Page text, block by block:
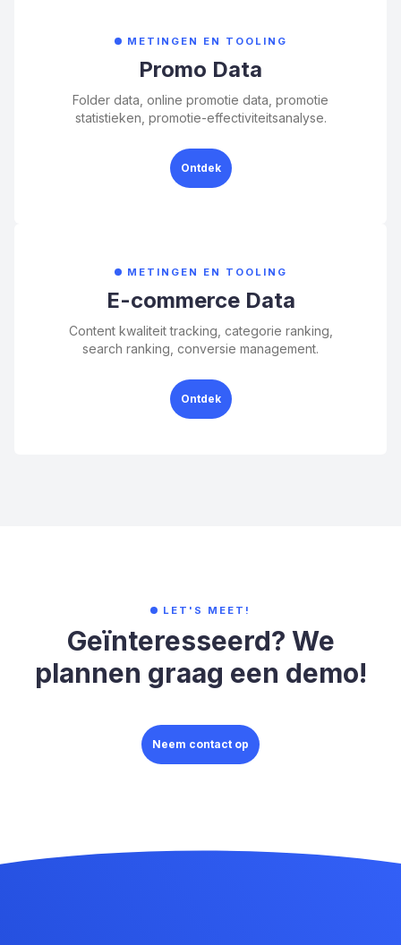
METINGEN EN TOOLING
Promo Data
Folder data, online promotie data, promotie
statistieken, promotie-effectiviteitsanalyse.
Ontdek
METINGEN EN TOOLING
E-commerce Data
Content kwaliteit tracking, categorie ranking,
search ranking, conversie management.
Ontdek
LET'S MEET!
Geïnteresseerd? We
plannen graag een demo!
Neem contact op